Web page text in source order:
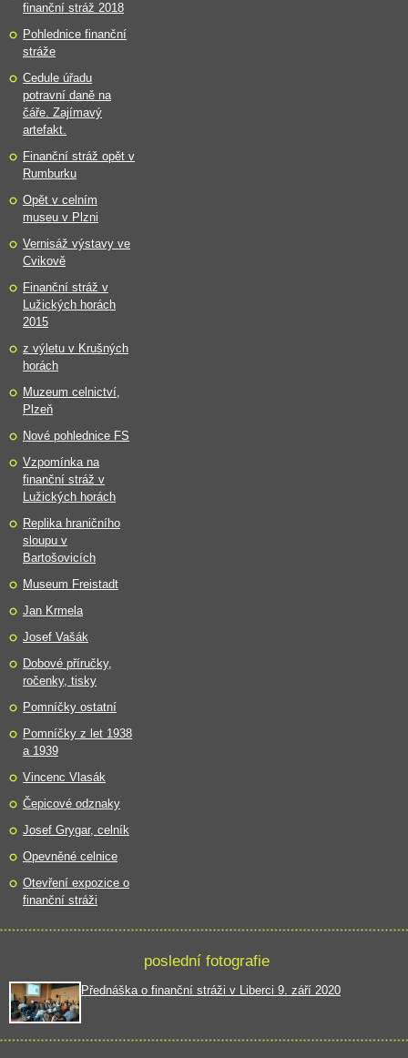
finanční stráž 2018
Pohlednice finanční
stráže
Cedule úřadu
potravní daně na
čáře. Zajímavý
artefakt.
Finanční stráž opět v
Rumburku
Opět v celním
museu v Plzni
Vernisáž výstavy ve
Cvikově
Finanční stráž v
Lužických horách
2015
z výletu v Krušných
horách
Muzeum celnictví,
Plzeň
Nové pohlednice FS
Vzpomínka na
finanční stráž v
Lužických horách
Replika hraničního
sloupu v
Bartošovicích
Museum Freistadt
Jan Krmela
Josef Vašák
Dobové příručky,
ročenky, tisky
Pomníčky ostatní
Pomníčky z let 1938
a 1939
Vincenc Vlasák
Čepicové odznaky
Josef Grygar, celník
Opevněné celnice
Otevření expozice o
finanční stráži
poslední fotografie
Přednáška o finanční stráži v Liberci 9. září 2020